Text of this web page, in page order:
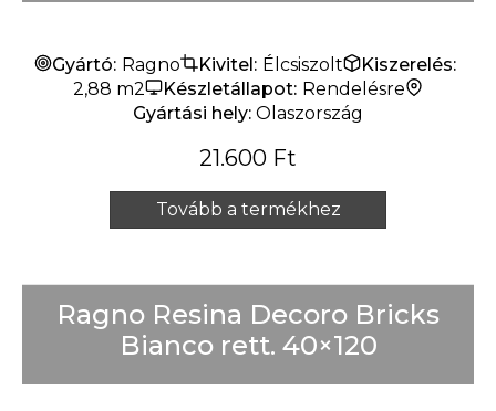
Gyártó: Ragno Kivitel: Élcsiszolt
Kiszerelés:
2,88 m2
Készletállapot: Rendelésre
Gyártási hely: Olaszország
21.600 Ft
Tovább a termékhez
Ragno Resina Decoro Bricks
Bianco rett. 40×120